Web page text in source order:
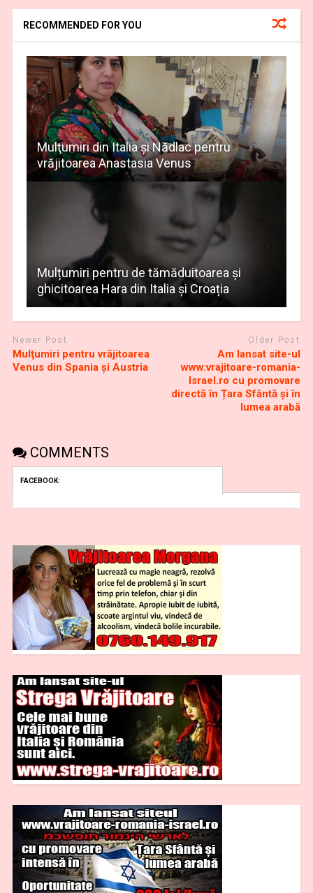
RECOMMENDED FOR YOU
Mulţumiri din Italia și Nădlac pentru
vrăjitoarea Anastasia Venus
Mulțumiri pentru de tămăduitoarea și
ghicitoarea Hara din Italia și Croația
Newer Post
Mulţumiri pentru vrăjitoarea
Venus din Spania și Austria
Older Post
Am lansat site-ul
www.vrajitoare-romania-
Israel.ro cu promovare
directă în Țara Sfântă și în
lumea arabă
COMMENTS
FACEBOOK: